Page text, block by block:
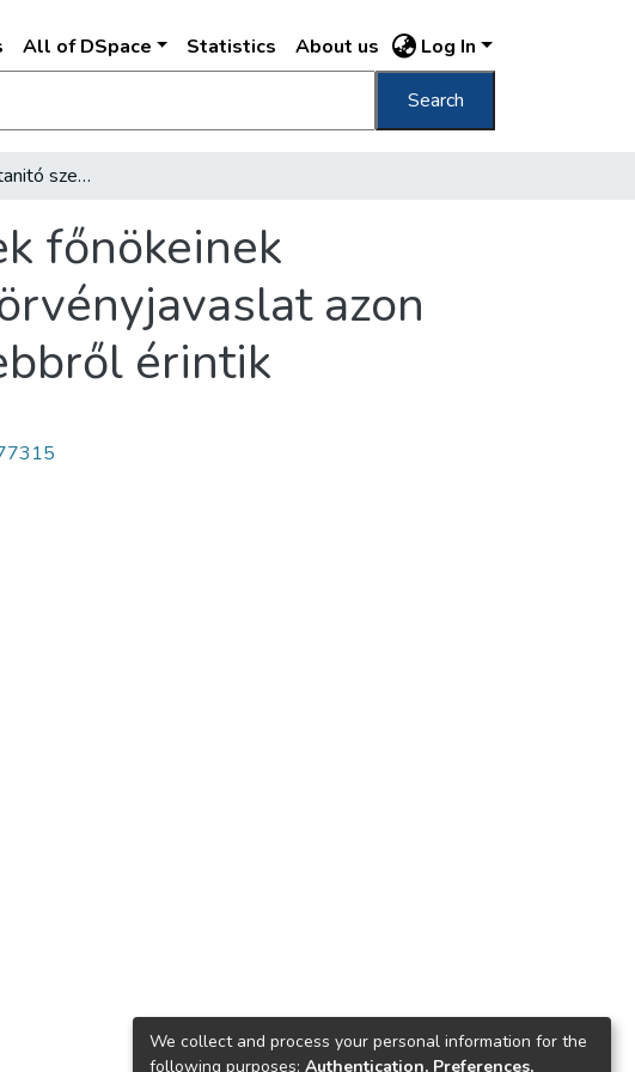
All of DSpace Statistics About us Log In
Search
A magyarországi tanitó szerzetesrendek főnökeinek észrevételei és óhajai a középtanodai törvényjavaslat azon szakaszait illetőleg, melyek őket közelebbről érintik
főnökeinek
azon
érintik
We collect and process your personal information for the
following purposes: Authentication, Preferences,